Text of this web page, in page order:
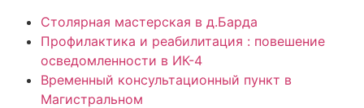
Столярная мастерская в д.Барда
Профилактика и реабилитация : повешение
осведомленности в ИК-4
Временный консультационный пункт в
Магистральном